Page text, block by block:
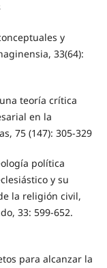
y
33(64):
teoría crítica
en la
75 (147): 305-329
política
y su
la religión civil,
33: 599-652.
para alcanzar la